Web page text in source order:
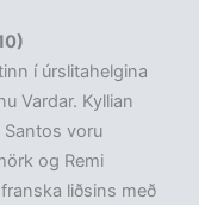
í úrslitahelgina
Vardar. Kyllian
voru
og Remi
liðsins með